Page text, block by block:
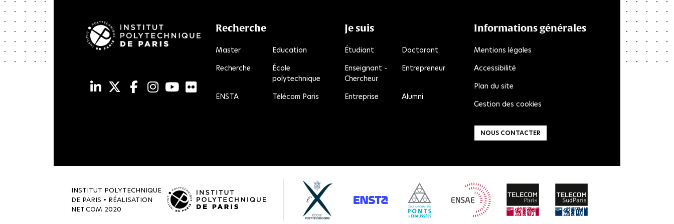
LinkedIn
TwitterFacebook
Instagram
Youtube
FlickR
Recherche
Master
Education
Recherche
École
polytechnique
ENSTA
Télécom Paris
Je suis
Étudiant
Doctorant
Enseignant -
Chercheur
Entrepreneur
Entreprise Alumni
Informations générales
Mentions légales
Accessibilité
Plan du site
Gestion des cookies
NOUS CONTACTER
INSTITUT POLYTECHNIQUE
DE PARIS • RÉALISATION
NET.COM 2020